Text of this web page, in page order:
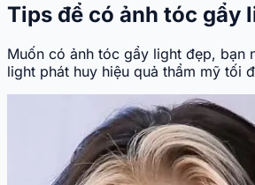
Tips để có ảnh tóc gẩy
Muốn có ảnh tóc gẩy light đẹp, bạn
light phát huy hiệu quả thẩm mỹ tối